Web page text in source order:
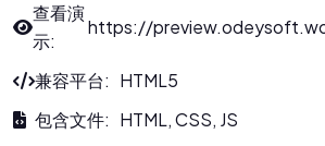
查看演
示:
https://
兼容平台: HTML5
包含文件: HTML, CSS, JS